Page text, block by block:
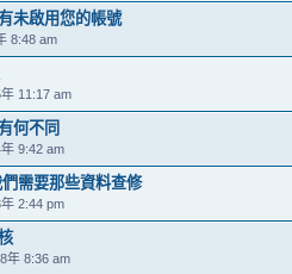
未啟用您的帳號
8:48 am
11:17 am
何不同
9:42 am
需要那些資料查修
2:44 pm
年 8:36 am